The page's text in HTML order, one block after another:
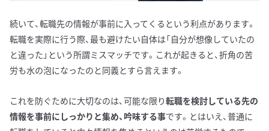
続いて、転職先の情報が事前に入ってくるという利点があります。
転職を実際に行う際、最も避けたい自体は「自分が想像していたの
と違った」という所謂ミスマッチです。これが起きると、折角の苦
労も水の泡になったのと同義とすら言えます。
これを防ぐために大切なのは、可能な限り転職を検討している先の
情報を事前にしっかりと集め、吟味する事です。とはいえ、普通に